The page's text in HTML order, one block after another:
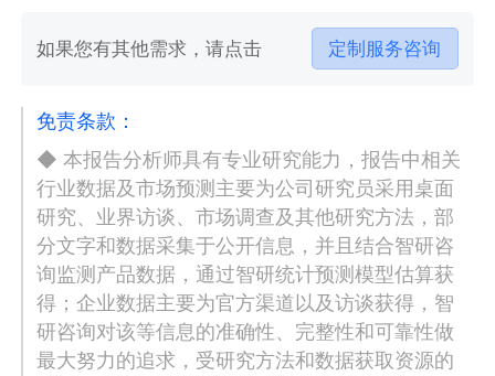
如果您有其他需求，请点击 定制服务咨询
免责条款：
◆ 本报告分析师具有专业研究能力，报告中相关
行业数据及市场预测主要为公司研究员采用桌面
研究、业界访谈、市场调查及其他研究方法，部
分文字和数据采集于公开信息，并且结合智研咨
询监测产品数据，通过智研统计预测模型估算获
得；企业数据主要为官方渠道以及访谈获得，智
研咨询对该等信息的准确性、完整性和可靠性做
最大努力的追求，受研究方法和数据获取资源的